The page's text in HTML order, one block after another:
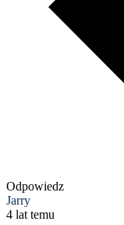
Odpowiedz
Jarry
4 lat temu